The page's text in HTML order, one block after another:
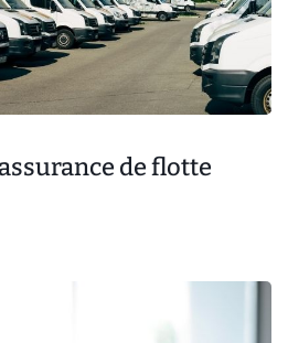
de flotte